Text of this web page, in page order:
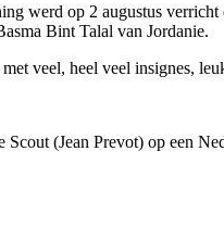
werd op 2 augustus
Bint Talal van Jordanie.
veel, heel veel insignes,
(Jean Prevot) op een